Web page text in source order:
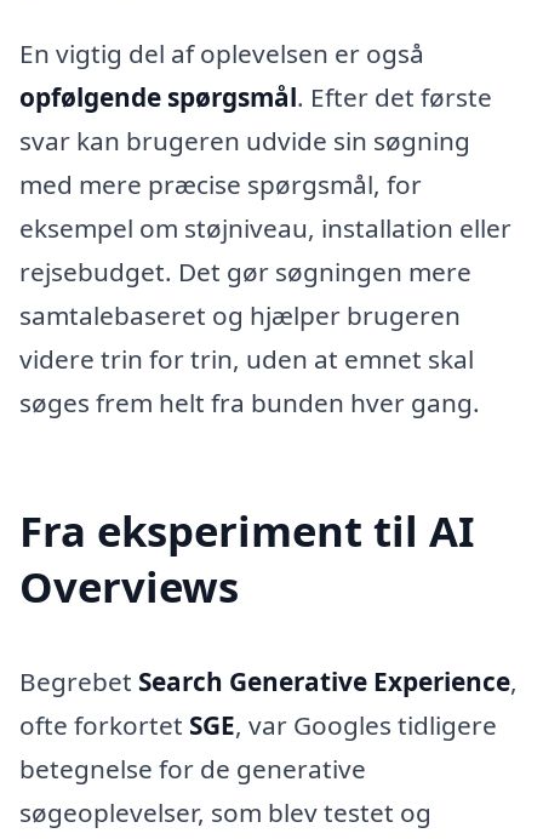
En vigtig del af oplevelsen er også
opfølgende spørgsmål. Efter det første
svar kan brugeren udvide sin søgning
med mere præcise spørgsmål, for
eksempel om støjniveau, installation eller
rejsebudget. Det gør søgningen mere
samtalebaseret og hjælper brugeren
videre trin for trin, uden at emnet skal
søges frem helt fra bunden hver gang.
Fra eksperiment til AI
Overviews
Begrebet Search Generative Experience,
ofte forkortet SGE, var Googles tidligere
betegnelse for de generative
søgeoplevelser, som blev testet og